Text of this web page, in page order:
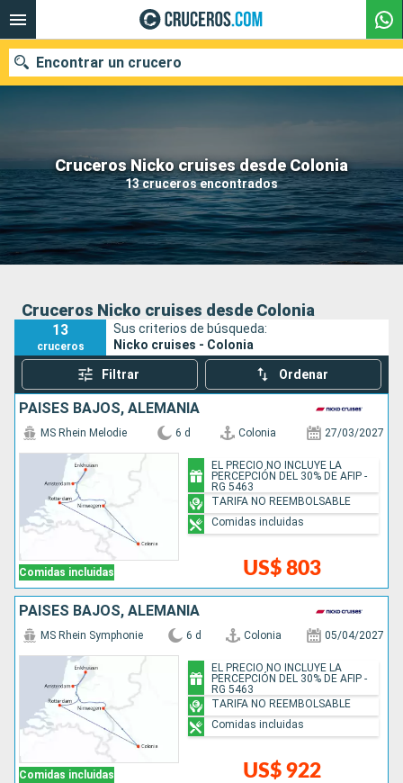
Cruceros Nicko cruises desde Colonia
13 cruceros encontrados
Encontrar un crucero
Nuestros destinos
Fecha de salida
Puertos Compañías
Cruceros Nicko cruises desde Colonia
13
cruceros
Sus criterios de búsqueda:
Nicko cruises - Colonia
Filtrar Ordenar
PAISES BAJOS, ALEMANIA
Comidas incluidas
MS Rhein Melodie 6 d Colonia 27/03/2027
US$ 803
EL PRECIO NO INCLUYE LA
PERCEPCIÓN DEL 30% DE AFIP -
RG 5463
TARIFA NO REEMBOLSABLE
Comidas incluidas
PAISES BAJOS, ALEMANIA
Comidas incluidas
MS Rhein Symphonie 6 d Colonia 05/04/2027
US$ 922
EL PRECIO NO INCLUYE LA
PERCEPCIÓN DEL 30% DE AFIP -
RG 5463
TARIFA NO REEMBOLSABLE
Comidas incluidas